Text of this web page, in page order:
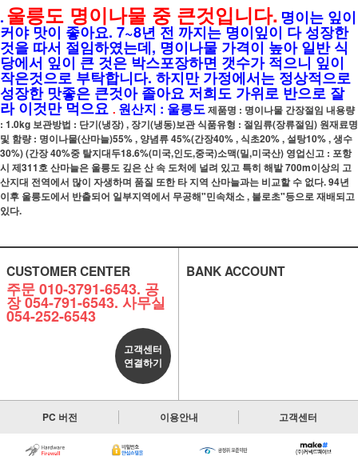
.울릉도 명이나물 중 큰것입니다. 명이는 잎이
커야 맛이 좋아요. 7~8년 전 까지는 명이잎이 다 성장한
것을 따서 절임하였는데, 명이나물 가격이 높아 일반 식
당에서 잎이 큰 것은 박스포장하면 갯수가 적으니 잎이
작은것으로 부탁합니다. 하지만 가정에서는 정상적으로
성장한 맛좋은 큰것아 졸아요 저희도 가위로 반으로 잘
라 이것만 먹으요. 원산지 : 울릉도제품명 : 명이나물 간장절임 내용량
: 1.0kg 보관방법 : 단기(냉장) , 장기(냉동)보관 식품유형 : 절임류(장류절임) 원재료명
및 함량 : 명이나물(산마늘)55% , 양념류 45%(간장40% , 식초20% , 설탕10% , 생수
30%) (간장 40%중 탈지대두18.6%(미국,인도,중국)소맥(밀,미국산) 영업신고 : 포항
시 제311호 산마늘은 울릉도 깊은 산 속 도처에 널려 있고 특히 해발 700m이상의 고
산지대 전역에서 많이 자생하며 품질 또한 타 지역 산마늘과는 비교할 수 없다. 94년
이후 울릉도에서 반출되어 일부지역에서 무공해"민속채소 , 불로초"등으로 재배되고
있다.
CUSTOMER CENTER
주문 010-3791-6543. 공
장 054-791-6543. 사무실
054-252-6543
고객센터
연결하기
BANK ACCOUNT
PC 버전 이용안내 고객센터